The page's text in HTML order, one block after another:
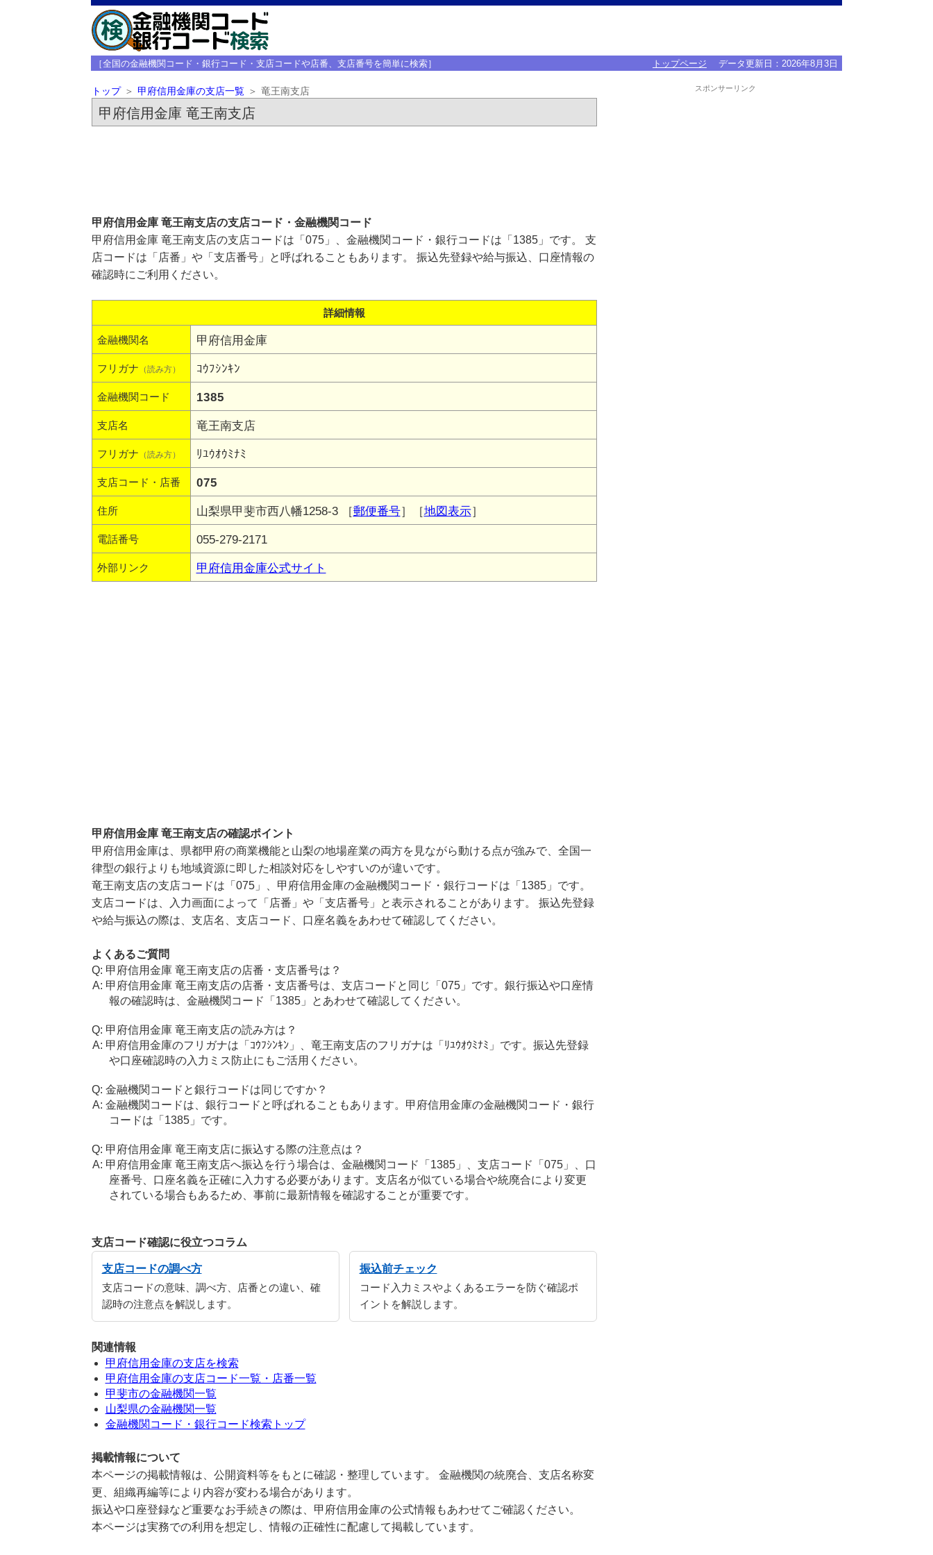
［全国の金融機関コード・銀行コード・支店コードや店番、支店番号を簡単に検索］ トップページ データ更新日： 2026年8月3日
トップ 甲府信用金庫の支店一覧 竜王南支店
甲府信用金庫 竜王南支店
甲府信用金庫 竜王南支店の支店コード・金融機関コード
甲府信用金庫 竜王南支店の支店コードは「075」、金融機関コード・銀行コードは「1385」です。 支
店コードは「店番」や「支店番号」と呼ばれることもあります。 振込先登録や給与振込、口座情報の
確認時にご利用ください。
詳細情報
金融機関名 甲府信用金庫
フリガナ （読み方） ｺｳﾌｼﾝｷﾝ
金融機関コード 1385
支店名 竜王南支店
フリガナ （読み方） ﾘﾕｳｵｳﾐﾅﾐ
支店コード・店番 075
住所 山梨県甲斐市西八幡1258-3 ［郵便番号］［地図表示］
電話番号 055-279-2171
外部リンク 甲府信用金庫公式サイト
甲府信用金庫 竜王南支店の確認ポイント
甲府信用金庫は、県都甲府の商業機能と山梨の地場産業の両方を見ながら動ける点が強みで、全国一
律型の銀行よりも地域資源に即した相談対応をしやすいのが違いです。
竜王南支店の支店コードは「075」、甲府信用金庫の金融機関コード・銀行コードは「1385」です。
支店コードは、入力画面によって「店番」や「支店番号」と表示されることがあります。 振込先登録
や給与振込の際は、支店名、支店コード、口座名義をあわせて確認してください。
よくあるご質問
甲府信用金庫 竜王南支店の店番・支店番号は？
甲府信用金庫 竜王南支店の店番・支店番号は、支店コードと同じ「075」です。銀行振込や口座情
報の確認時は、金融機関コード「1385」とあわせて確認してください。
甲府信用金庫 竜王南支店の読み方は？
甲府信用金庫のフリガナは「ｺｳﾌｼﾝｷﾝ」、竜王南支店のフリガナは「ﾘﾕｳｵｳﾐﾅﾐ」です。振込先登録
や口座確認時の入力ミス防止にもご活用ください。
金融機関コードと銀行コードは同じですか？
金融機関コードは、銀行コードと呼ばれることもあります。甲府信用金庫の金融機関コード・銀行
コードは「1385」です。
甲府信用金庫 竜王南支店に振込する際の注意点は？
甲府信用金庫 竜王南支店へ振込を行う場合は、金融機関コード「1385」、支店コード「075」、口
座番号、口座名義を正確に入力する必要があります。支店名が似ている場合や統廃合により変更
されている場合もあるため、事前に最新情報を確認することが重要です。
支店コード確認に役立つコラム
支店コードの調べ方
支店コードの意味、調べ方、店番との違い、確
認時の注意点を解説します。
振込前チェック
コード入力ミスやよくあるエラーを防ぐ確認ポ
イントを解説します。
関連情報
甲府信用金庫の支店を検索
甲府信用金庫の支店コード一覧・店番一覧
甲斐市の金融機関一覧
山梨県の金融機関一覧
金融機関コード・銀行コード検索トップ
掲載情報について
本ページの掲載情報は、公開資料等をもとに確認・整理しています。 金融機関の統廃合、支店名称変
更、組織再編等により内容が変わる場合があります。
振込や口座登録など重要なお手続きの際は、甲府信用金庫の公式情報もあわせてご確認ください。
本ページは実務での利用を想定し、情報の正確性に配慮して掲載しています。
スポンサーリンク